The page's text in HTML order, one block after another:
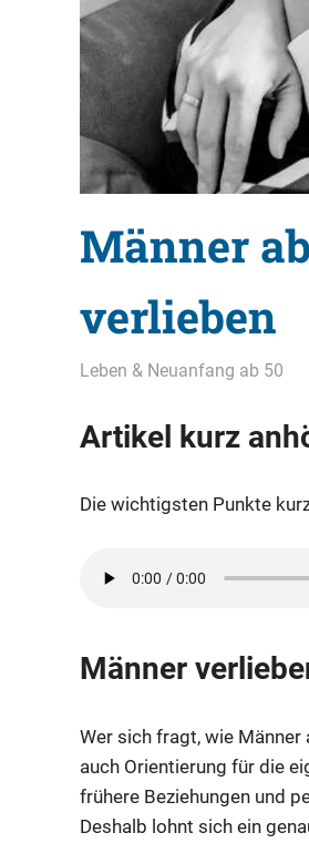
Männer
verlieben
11. April 2021
Christian M. Haas
Leben & Neuanfang ab 50
Artikel kurz
Die wichtigsten Punkte
Männer
Wer sich fragt, wie
auch Orientierung für die
frühere Beziehungen und
Deshalb lohnt sich ein